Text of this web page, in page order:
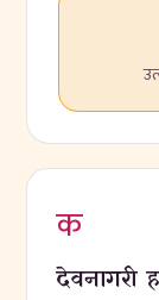
क
देवनागरी